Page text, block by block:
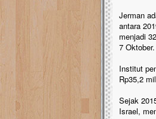
Jerman
antara
menjadi
7 Oktober.
Institut
Rp35,2
Sejak
Israel,